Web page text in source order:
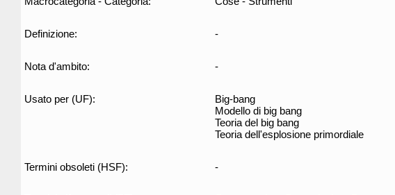
Definizione: -
Nota d'ambito: -
Usato per (UF):
Big-bang
Modello di big bang
Teoria del big bang
Teoria dell'esplosione primordiale
Termini obsoleti (HSF): -